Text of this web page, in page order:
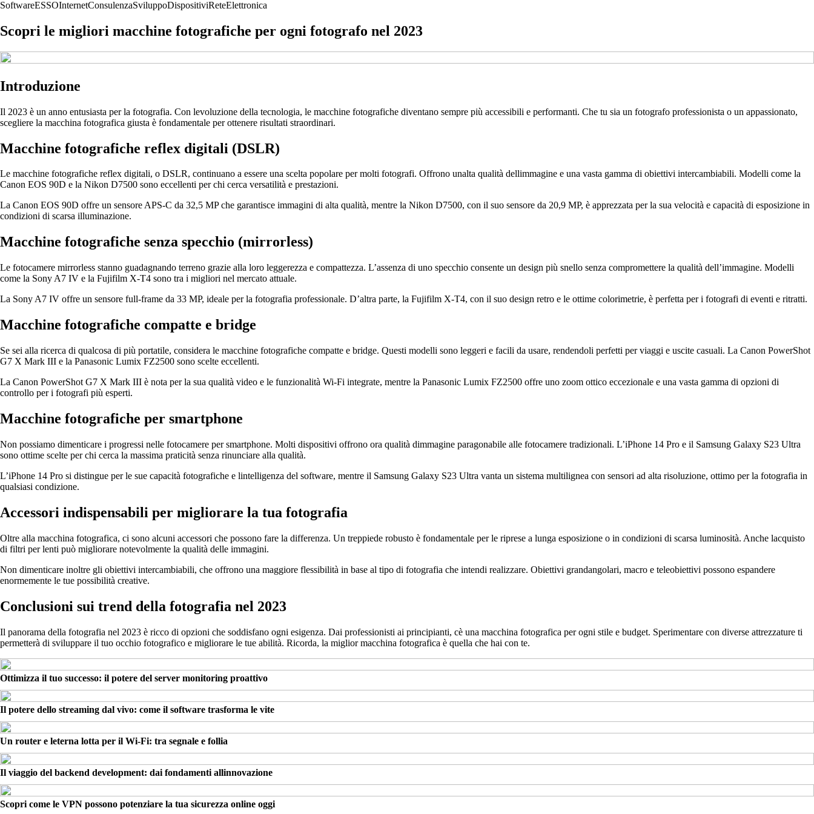
SoftwareESSOInternetConsulenzaSviluppoDispositiviReteElettronica
Scopri le migliori macchine fotografiche per ogni fotografo nel 2023
Introduzione
Il 2023 è un anno entusiasta per la fotografia. Con levoluzione della tecnologia, le macchine fotografiche diventano sempre più accessibili e performanti. Che tu sia un fotografo professionista o un appassionato,
scegliere la macchina fotografica giusta è fondamentale per ottenere risultati straordinari.
Macchine fotografiche reflex digitali (DSLR)
Le macchine fotografiche reflex digitali, o DSLR, continuano a essere una scelta popolare per molti fotografi. Offrono unalta qualità dellimmagine e una vasta gamma di obiettivi intercambiabili. Modelli come la
Canon EOS 90D e la Nikon D7500 sono eccellenti per chi cerca versatilità e prestazioni.
La Canon EOS 90D offre un sensore APS-C da 32,5 MP che garantisce immagini di alta qualità, mentre la Nikon D7500, con il suo sensore da 20,9 MP, è apprezzata per la sua velocità e capacità di esposizione in
condizioni di scarsa illuminazione.
Macchine fotografiche senza specchio (mirrorless)
Le fotocamere mirrorless stanno guadagnando terreno grazie alla loro leggerezza e compattezza. L’assenza di uno specchio consente un design più snello senza compromettere la qualità dell’immagine. Modelli
come la Sony A7 IV e la Fujifilm X-T4 sono tra i migliori nel mercato attuale.
La Sony A7 IV offre un sensore full-frame da 33 MP, ideale per la fotografia professionale. D’altra parte, la Fujifilm X-T4, con il suo design retro e le ottime colorimetrie, è perfetta per i fotografi di eventi e ritratti.
Macchine fotografiche compatte e bridge
Se sei alla ricerca di qualcosa di più portatile, considera le macchine fotografiche compatte e bridge. Questi modelli sono leggeri e facili da usare, rendendoli perfetti per viaggi e uscite casuali. La Canon PowerShot
G7 X Mark III e la Panasonic Lumix FZ2500 sono scelte eccellenti.
La Canon PowerShot G7 X Mark III è nota per la sua qualità video e le funzionalità Wi-Fi integrate, mentre la Panasonic Lumix FZ2500 offre uno zoom ottico eccezionale e una vasta gamma di opzioni di
controllo per i fotografi più esperti.
Macchine fotografiche per smartphone
Non possiamo dimenticare i progressi nelle fotocamere per smartphone. Molti dispositivi offrono ora qualità dimmagine paragonabile alle fotocamere tradizionali. L’iPhone 14 Pro e il Samsung Galaxy S23 Ultra
sono ottime scelte per chi cerca la massima praticità senza rinunciare alla qualità.
L’iPhone 14 Pro si distingue per le sue capacità fotografiche e lintelligenza del software, mentre il Samsung Galaxy S23 Ultra vanta un sistema multilignea con sensori ad alta risoluzione, ottimo per la fotografia in
qualsiasi condizione.
Accessori indispensabili per migliorare la tua fotografia
Oltre alla macchina fotografica, ci sono alcuni accessori che possono fare la differenza. Un treppiede robusto è fondamentale per le riprese a lunga esposizione o in condizioni di scarsa luminosità. Anche lacquisto
di filtri per lenti può migliorare notevolmente la qualità delle immagini.
Non dimenticare inoltre gli obiettivi intercambiabili, che offrono una maggiore flessibilità in base al tipo di fotografia che intendi realizzare. Obiettivi grandangolari, macro e teleobiettivi possono espandere
enormemente le tue possibilità creative.
Conclusioni sui trend della fotografia nel 2023
Il panorama della fotografia nel 2023 è ricco di opzioni che soddisfano ogni esigenza. Dai professionisti ai principianti, cè una macchina fotografica per ogni stile e budget. Sperimentare con diverse attrezzature ti
permetterà di sviluppare il tuo occhio fotografico e migliorare le tue abilità. Ricorda, la miglior macchina fotografica è quella che hai con te.
Ottimizza il tuo successo: il potere del server monitoring proattivo
Il potere dello streaming dal vivo: come il software trasforma le vite
Un router e leterna lotta per il Wi-Fi: tra segnale e follia
Il viaggio del backend development: dai fondamenti allinnovazione
Scopri come le VPN possono potenziare la tua sicurezza online oggi